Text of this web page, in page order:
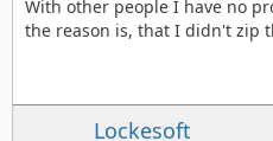
With other people I have no
the reason is, that I didn't zip
Lockesoft